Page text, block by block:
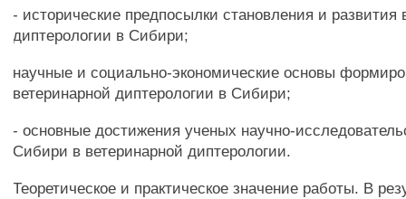
- исторические предпосылки становления и развития
диптерологии в Сибири;
научные и социально-экономические основы
ветеринарной диптерологии в Сибири;
- основные достижения ученых научно-
Сибири в ветеринарной диптерологии.
Теоретическое и практическое значение работы. В